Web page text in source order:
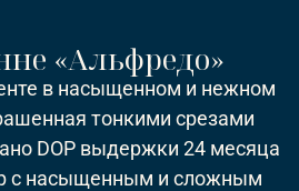
«Альфредо»
в насыщенном и нежном
тонкими срезами
DOP выдержки 24 месяца
с насыщенным и сложным